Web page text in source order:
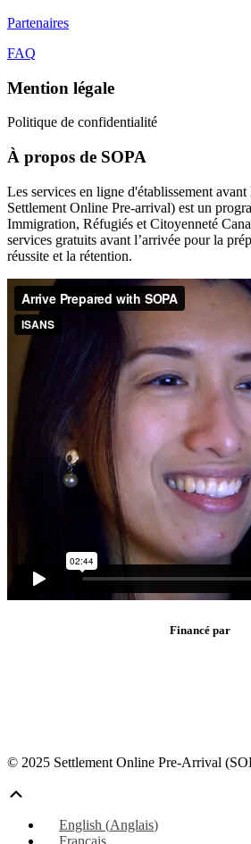
Partenaires
FAQ
Mention légale
Politique de confidentialité
À propos de SOPA
Les services en ligne d'établissement
Settlement Online Pre-arrival) est un
Immigration, Réfugiés et Citoyenneté
services gratuits avant l’arrivée pour la
réussite et la rétention.
Financé par
© 2025 Settlement Online Pre-Arrival
le
English (Anglais)